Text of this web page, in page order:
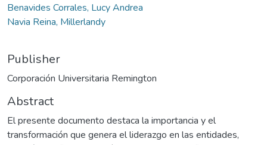
Benavides Corrales, Lucy Andrea
Navia Reina, Millerlandy
Publisher
Corporación Universitaria Remington
Abstract
El presente documento destaca la importancia y el
transformación que genera el liderazgo en las entidades,